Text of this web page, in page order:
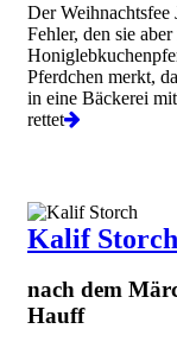
Der Weihnachtsfee
Fehler, den sie
Pferdchen merkt,
in eine Bäckerei
rettet
Kalif Storch
nach dem
Hauff